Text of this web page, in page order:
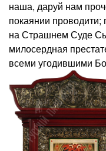
наша, даруй нам
покаянии проводити;
на Страшнем Суде
милосердная
всеми угодившими